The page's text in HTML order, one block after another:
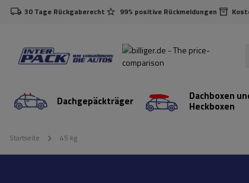
30 Tage Rückgaberecht 99% positive Rückmeldungen
Dachgepäckträger Dachboxen
Heckboxen
Startseite 45 kg